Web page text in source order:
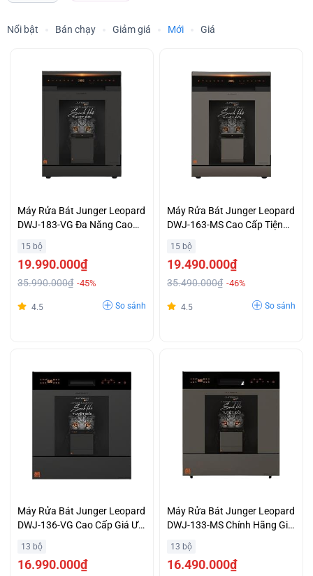
Nổi bật Bán chạy Giảm giá Mới Giá
Máy Rửa Bát Junger Leopard
DWJ-183-VG Đa Năng Cao
15 bộ
19.990.000₫
35.990.000₫ -45%
4.5 So sánh
Máy Rửa Bát Junger Leopard
DWJ-163-MS Cao Cấp Tiện
15 bộ
19.490.000₫
35.490.000₫ -46%
4.5 So sánh
Máy Rửa Bát Junger Leopard
DWJ-136-VG Cao Cấp Giá Ưu
13 bộ
16.990.000₫
Máy Rửa Bát Junger Leopard
DWJ-133-MS Chính Hãng Giá
13 bộ
16.490.000₫